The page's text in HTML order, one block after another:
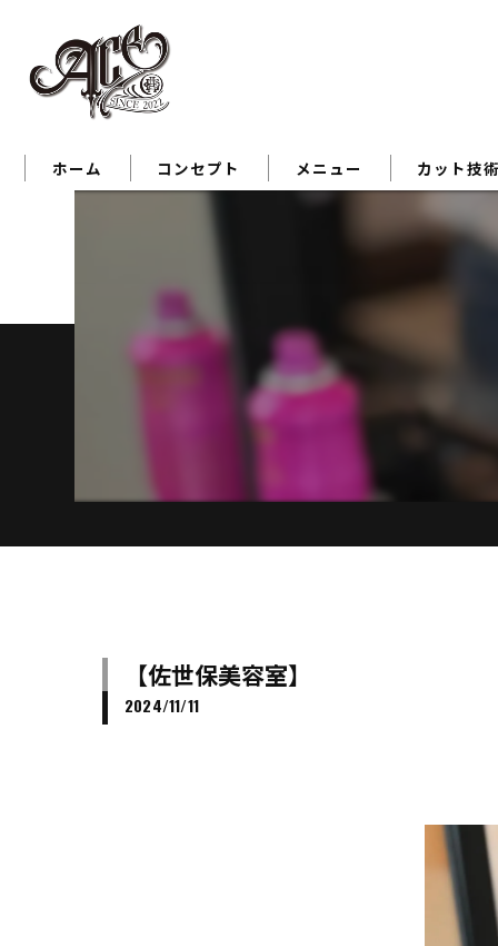
ホーム コンセプト メニュー カット技
【佐世保美容室】
2024/11/11